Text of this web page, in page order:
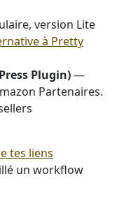
version Lite
à Pretty
Plugin)—
Partenaires.
tes liens
un workflow